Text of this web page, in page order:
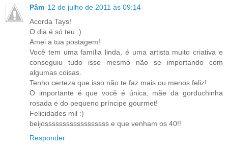
Pâm 12 de julho de 2011 às 09:14
Acorda Tays!
O dia é só teu :)
Amei a tua postagem!
Você tem uma família linda, é uma artista muito criativa e
conseguiu tudo isso mesmo não se importando com
algumas coisas.
Tenho certeza que isso não te faz mais ou menos feliz!
O importante é que você é única, mãe da gorduchinha
rosada e do pequeno príncipe gourmet!
Felicidades mil :)
beijossssssssssssssssss e que venham os 40!!
Responder